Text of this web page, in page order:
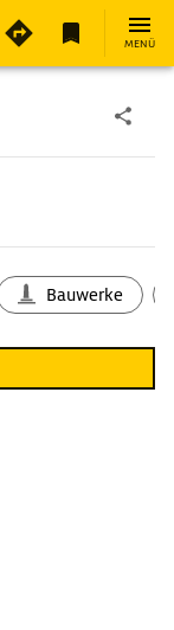
MENÜ
Bauwerke